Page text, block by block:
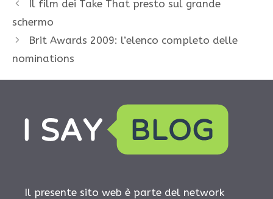
Il film dei Take That presto sul grande
schermo
Brit Awards 2009: l’elenco completo delle
nominations
Il presente sito web è parte del network